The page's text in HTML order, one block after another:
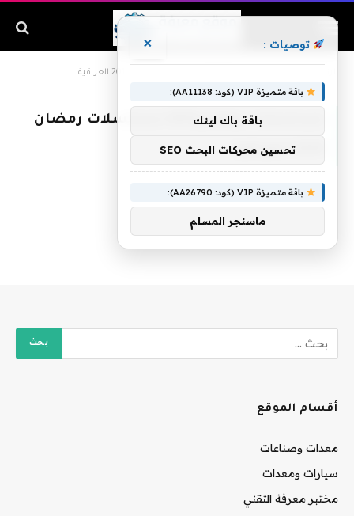
مسلسلات رمضان2019 مسلسلات رمضان
2019 العراقية
أقسام الموقع
معدات وصناعات
سيارات ومعدات
مختبر معرفة التقني
توصيات : ×
باقة متميزة VIP (كود: AA11138):
باقة باك لينك
تحسين محركات البحث SEO
باقة متميزة VIP (كود: AA26790):
ماسنجر المسلم